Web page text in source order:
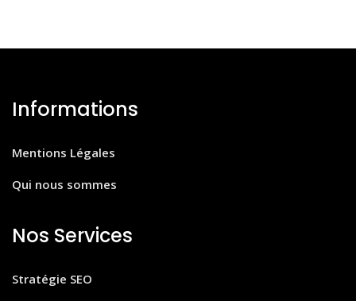
Informations
Mentions Légales
Qui nous sommes
Nos Services
Stratégie SEO